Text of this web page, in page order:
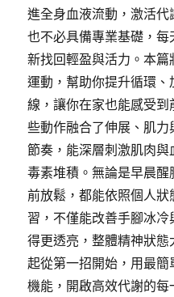
進全身血液流動，激活代
也不必具備專業基礎，
新找回輕盈與活力。本
運動，幫助你提升循環
線，讓你在家也能感受
些動作融合了伸展、肌
節奏，能深層刺激肌肉
毒素堆積。無論是早晨
前放鬆，都能依照個人
習，不僅能改善手腳冰
得更透亮，整體精神狀
起從第一招開始，用最
機能，開啟高效代謝的每